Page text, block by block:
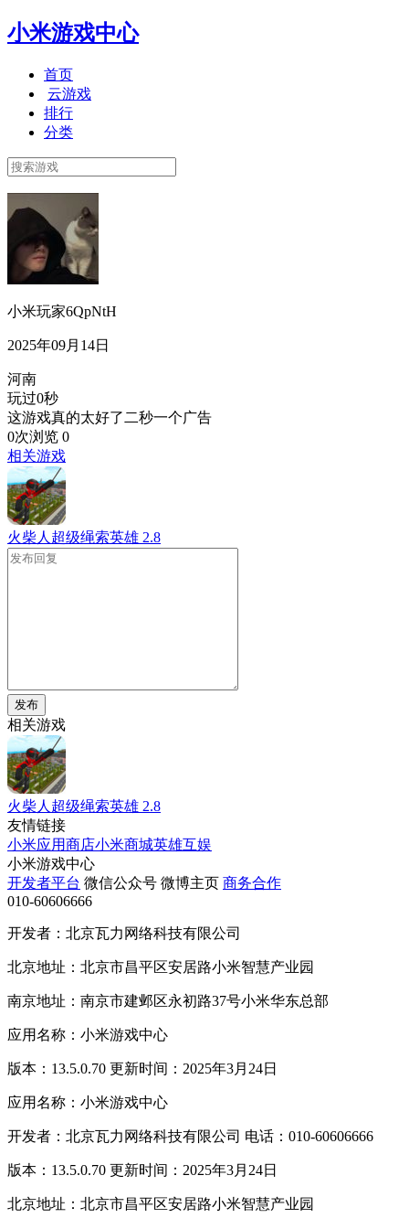
小米游戏中心
首页
云游戏
排行
分类
小米玩家6QpNtH
2025年09月14日
河南
玩过0秒
这游戏真的太好了二秒一个广告
0次浏览 0
相关游戏
火柴人超级绳索英雄 2.8
发布
相关游戏
火柴人超级绳索英雄 2.8
友情链接
小米应用商店小米商城英雄互娱
小米游戏中心
开发者平台 微信公众号 微博主页 商务合作
010-60606666
开发者：北京瓦力网络科技有限公司
北京地址：北京市昌平区安居路小米智慧产业园
南京地址：南京市建邺区永初路37号小米华东总部
应用名称：小米游戏中心
版本：13.5.0.70 更新时间：2025年3月24日
应用名称：小米游戏中心
开发者：北京瓦力网络科技有限公司 电话：010-60606666
版本：13.5.0.70 更新时间：2025年3月24日
北京地址：北京市昌平区安居路小米智慧产业园